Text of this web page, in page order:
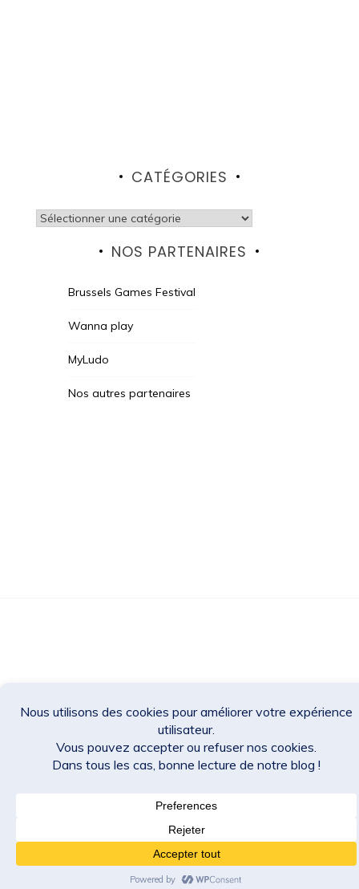
CATÉGORIES
Catégories
NOS PARTENAIRES
Brussels Games Festival
Wanna play
MyLudo
Nos autres partenaires